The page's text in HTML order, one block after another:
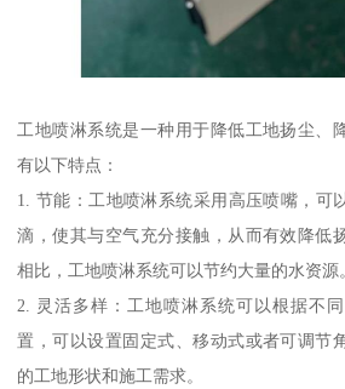
工地喷淋系统是一种用于降低工地扬尘、
有以下特点：
1. 节能：工地喷淋系统采用高压喷嘴，可
滴，使其与空气充分接触，从而有效降低
相比，工地喷淋系统可以节约大量的水资源
2. 灵活多样：工地喷淋系统可以根据不
置，可以设置固定式、移动式或者可调节
的工地形状和施工需求。